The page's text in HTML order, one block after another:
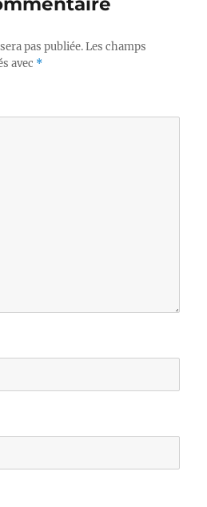
pas publiée. Les champs
avec *